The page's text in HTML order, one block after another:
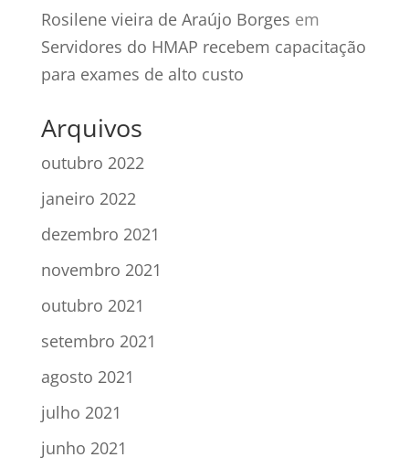
Rosilene vieira de Araújo Borges em
Servidores do HMAP recebem capacitação
para exames de alto custo
Arquivos
outubro 2022
janeiro 2022
dezembro 2021
novembro 2021
outubro 2021
setembro 2021
agosto 2021
julho 2021
junho 2021